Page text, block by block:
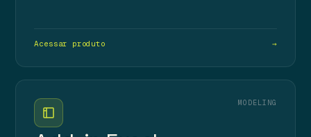
Acessar produto →
MODELING